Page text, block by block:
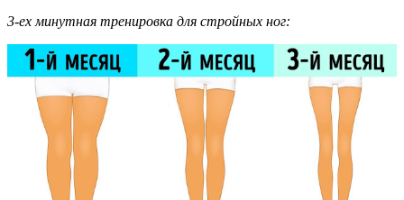
3-ех минутная тренировка для стройных ног: